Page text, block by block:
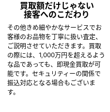
買取額だけじゃない
接客へのこだわり
その他きめ細やかなサービスでお
客様のお品物を丁寧に扱い査定、
ご説明させていただきます。買取
の際には、1,000万円を超えるよう
な品であっても、即現金買取が可
能です。セキュリティーの関係で
振込対応となる場合もございま
す。